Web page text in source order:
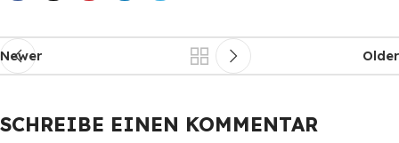
Newer Older
SCHREIBE EINEN KOMMENTAR